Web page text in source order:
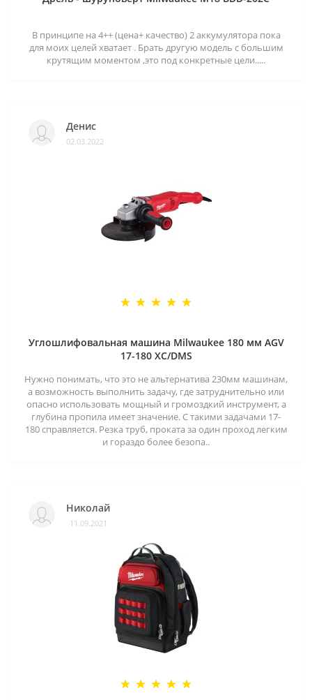
В принципе на 4++ (цена+ качество) 2 аккумулятора пока
для моих целей хватает . Брать другую модель с большим
крутящим моментом ,это под конкретные цели.....
Денис
02.03.2022
Углошлифовальная машина Milwaukee 180 мм AGV
17-180 XC/DMS
Нужно понимать, что это не альтернатива 230мм машинам,
а возможность выполнить задачу, где затруднительно или
опасно использовать мощный и громоздкий инструмент, а
глубина пропила имеет значение. С такими задачами 17-
180 справляется. Резка труб, проката за один проход легким
и гораздо более безопа..
Николай
11.09.2021